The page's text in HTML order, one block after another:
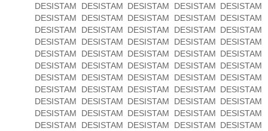
DESISTAM DESISTAM DESISTAM DESISTAM DESISTAM
DESISTAM DESISTAM DESISTAM DESISTAM DESISTAM
DESISTAM DESISTAM DESISTAM DESISTAM DESISTAM
DESISTAM DESISTAM DESISTAM DESISTAM DESISTAM
DESISTAM DESISTAM DESISTAM DESISTAM DESISTAM
DESISTAM DESISTAM DESISTAM DESISTAM DESISTAM
DESISTAM DESISTAM DESISTAM DESISTAM DESISTAM
DESISTAM DESISTAM DESISTAM DESISTAM DESISTAM
DESISTAM DESISTAM DESISTAM DESISTAM DESISTAM
DESISTAM DESISTAM DESISTAM DESISTAM DESISTAM
DESISTAM DESISTAM DESISTAM DESISTAM DESISTAM